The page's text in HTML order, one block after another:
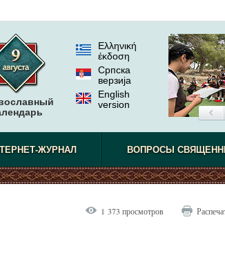
Ελληνική
έκδοση
Српска
верзиjа
English
version
ЖУРНАЛ ВОПРОСЫ
1 373 просмотров